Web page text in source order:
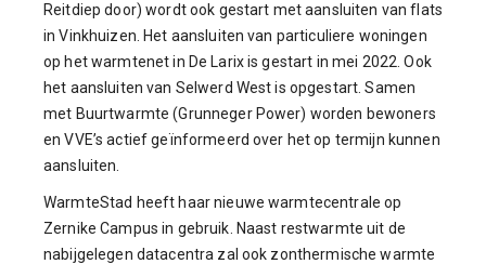
Reitdiep door) wordt ook gestart met aansluiten van flats
in Vinkhuizen. Het aansluiten van particuliere woningen
op het warmtenet in De Larix is gestart in mei 2022. Ook
het aansluiten van Selwerd West is opgestart. Samen
met Buurtwarmte (Grunneger Power) worden bewoners
en VVE’s actief geïnformeerd over het op termijn kunnen
aansluiten.
WarmteStad heeft haar nieuwe warmtecentrale op
Zernike Campus in gebruik. Naast restwarmte uit de
nabijgelegen datacentra zal ook zonthermische warmte